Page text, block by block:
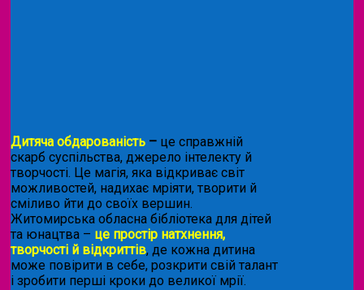
Дитяча обдарованість – це справжній
скарб суспільства, джерело інтелекту й
творчості. Це магія, яка відкриває світ
можливостей, надихає мріяти, творити й
сміливо йти до своїх вершин.
Житомирська обласна бібліотека для дітей
та юнацтва – це простір натхнення,
творчості й відкриттів, де кожна дитина
може повірити в себе, розкрити свій талант
і зробити перші кроки до великої мрії.